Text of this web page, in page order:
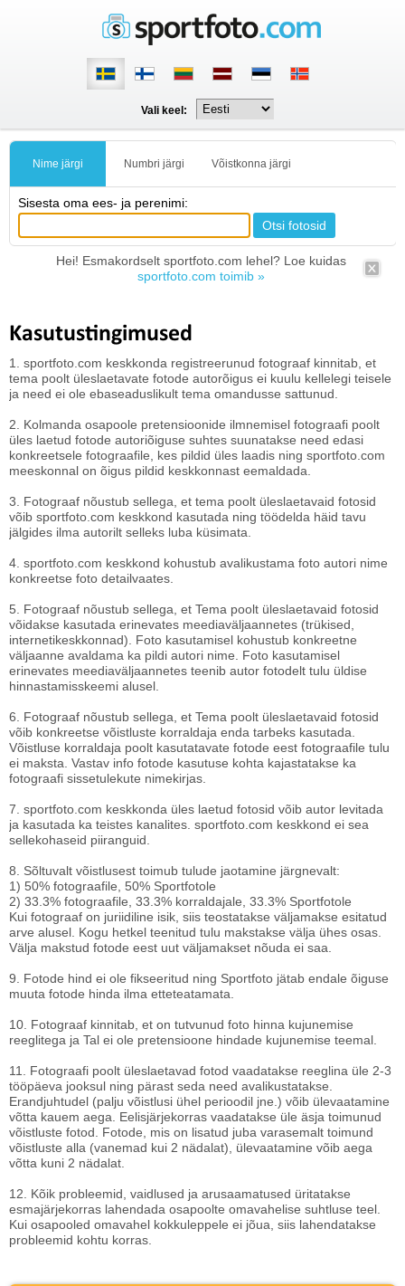
Vali keel:
Nime järgi Numbri järgi Võistkonna järgi
Sisesta oma ees- ja perenimi:
Hei! Esmakordselt sportfoto.com lehel? Loe kuidas
sportfoto.com toimib »
Kasutustingimused
1. sportfoto.com keskkonda registreerunud fotograaf kinnitab, et
tema poolt üleslaetavate fotode autorõigus ei kuulu kellelegi teisele
ja need ei ole ebaseaduslikult tema omandusse sattunud.
2. Kolmanda osapoole pretensioonide ilmnemisel fotograafi poolt
üles laetud fotode autoriõiguse suhtes suunatakse need edasi
konkreetsele fotograafile, kes pildid üles laadis ning sportfoto.com
meeskonnal on õigus pildid keskkonnast eemaldada.
3. Fotograaf nõustub sellega, et tema poolt üleslaetavaid fotosid
võib sportfoto.com keskkond kasutada ning töödelda häid tavu
jälgides ilma autorilt selleks luba küsimata.
4. sportfoto.com keskkond kohustub avalikustama foto autori nime
konkreetse foto detailvaates.
5. Fotograaf nõustub sellega, et Tema poolt üleslaetavaid fotosid
võidakse kasutada erinevates meediaväljaannetes (trükised,
internetikeskkonnad). Foto kasutamisel kohustub konkreetne
väljaanne avaldama ka pildi autori nime. Foto kasutamisel
erinevates meediaväljaannetes teenib autor fotodelt tulu üldise
hinnastamisskeemi alusel.
6. Fotograaf nõustub sellega, et Tema poolt üleslaetavaid fotosid
võib konkreetse võistluste korraldaja enda tarbeks kasutada.
Võistluse korraldaja poolt kasutatavate fotode eest fotograafile tulu
ei maksta. Vastav info fotode kasutuse kohta kajastatakse ka
fotograafi sissetulekute nimekirjas.
7. sportfoto.com keskkonda üles laetud fotosid võib autor levitada
ja kasutada ka teistes kanalites. sportfoto.com keskkond ei sea
sellekohaseid piiranguid.
8. Sõltuvalt võistlusest toimub tulude jaotamine järgnevalt:
1) 50% fotograafile, 50% Sportfotole
2) 33.3% fotograafile, 33.3% korraldajale, 33.3% Sportfotole
Kui fotograaf on juriidiline isik, siis teostatakse väljamakse esitatud
arve alusel. Kogu hetkel teenitud tulu makstakse välja ühes osas.
Välja makstud fotode eest uut väljamakset nõuda ei saa.
9. Fotode hind ei ole fikseeritud ning Sportfoto jätab endale õiguse
muuta fotode hinda ilma etteteatamata.
10. Fotograaf kinnitab, et on tutvunud foto hinna kujunemise
reeglitega ja Tal ei ole pretensioone hindade kujunemise teemal.
11. Fotograafi poolt üleslaetavad fotod vaadatakse reeglina üle 2-3
tööpäeva jooksul ning pärast seda need avalikustatakse.
Erandjuhtudel (palju võistlusi ühel perioodil jne.) võib ülevaatamine
võtta kauem aega. Eelisjärjekorras vaadatakse üle äsja toimunud
võistluste fotod. Fotode, mis on lisatud juba varasemalt toimund
võistluste alla (vanemad kui 2 nädalat), ülevaatamine võib aega
võtta kuni 2 nädalat.
12. Kõik probleemid, vaidlused ja arusaamatused üritatakse
esmajärjekorras lahendada osapoolte omavahelise suhtluse teel.
Kui osapooled omavahel kokkuleppele ei jõua, siis lahendatakse
probleemid kohtu korras.